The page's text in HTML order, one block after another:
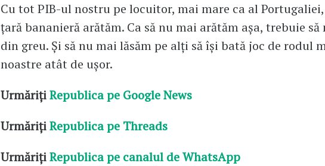
Cu tot PIB-ul nostru pe locuitor, mai mare ca al
țară bananieră arătăm. Ca să nu mai arătăm așa, trebuie
din greu. Și să nu mai lăsăm pe alți să își bată joc de rodul
noastre atât de ușor.
UrmărițiRepublica pe Google News
UrmărițiRepublica pe Threads
UrmărițiRepublica pe canalul de WhatsApp